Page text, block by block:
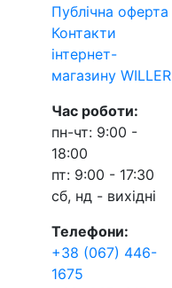
Публічна оферта
Контакти
інтернет-
магазину WILLER
Час роботи:
пн-чт: 9:00 -
18:00
пт: 9:00 - 17:30
сб, нд - вихідні
Телефони:
+38 (067) 446-
1675